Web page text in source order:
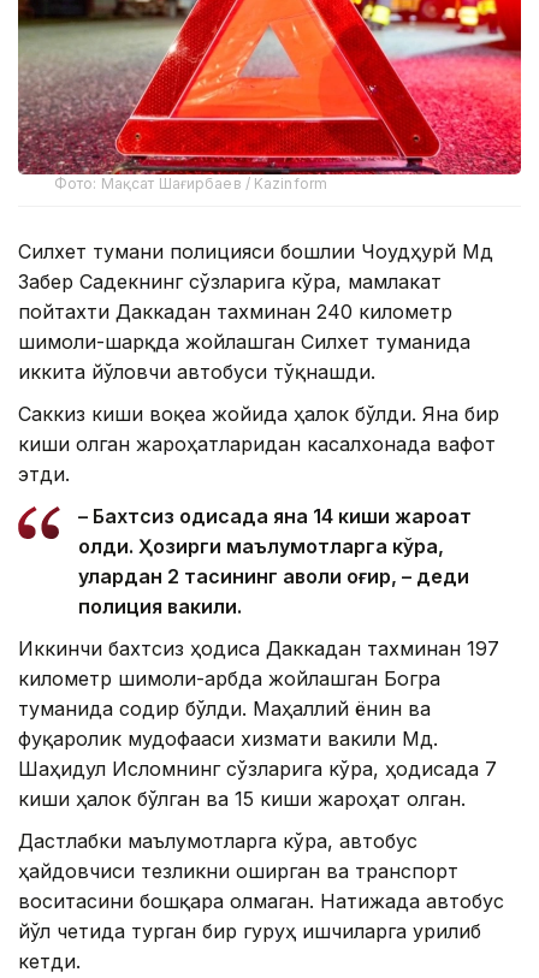
Фото: Мақсат Шағирбаев / Kazinform
Силхет тумани полицияси бошлиғи Чоудҳурй Мд
Забер Садекнинг сўзларига кўра, мамлакат
пойтахти Даккадан тахминан 240 километр
шимоли-шарқда жойлашган Силхет туманида
иккита йўловчи автобуси тўқнашди.
Саккиз киши воқеа жойида ҳалок бўлди. Яна бир
киши олган жароҳатларидан касалхонада вафот
этди.
– Бахтсиз ҳодисада яна 14 киши жароҳат
олди. Ҳозирги маълумотларга кўра,
улардан 2 тасининг аҳволи оғир, – деди
полиция вакили.
Иккинчи бахтсиз ҳодиса Даккадан тахминан 197
километр шимоли-ғарбда жойлашган Богра
туманида содир бўлди. Маҳаллий ёнғин ва
фуқаролик мудофааси хизмати вакили Мд.
Шаҳидул Исломнинг сўзларига кўра, ҳодисада 7
киши ҳалок бўлган ва 15 киши жароҳат олган.
Дастлабки маълумотларга кўра, автобус
ҳайдовчиси тезликни оширган ва транспорт
воситасини бошқара олмаган. Натижада автобус
йўл четида турган бир гуруҳ ишчиларга урилиб
кетди.